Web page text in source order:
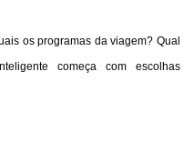
os programas da viagem? Qual
começa com escolhas